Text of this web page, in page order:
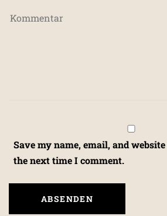
Save my name, email, and
the next time I comment.